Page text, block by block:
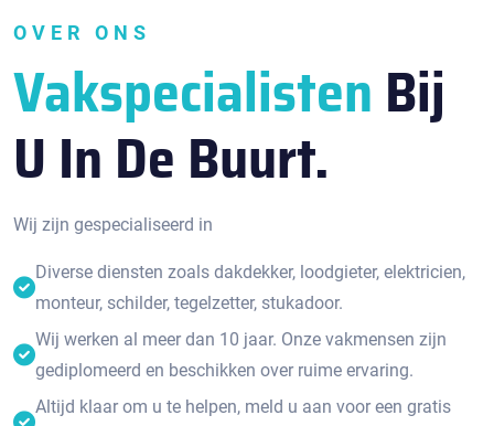
OVER ONS
Vakspecialisten Bij
U In De Buurt.
Wij zijn gespecialiseerd in
Diverse diensten zoals dakdekker, loodgieter, elektricien,
monteur, schilder, tegelzetter, stukadoor.
Wij werken al meer dan 10 jaar. Onze vakmensen zijn
gediplomeerd en beschikken over ruime ervaring.
Altijd klaar om u te helpen, meld u aan voor een gratis